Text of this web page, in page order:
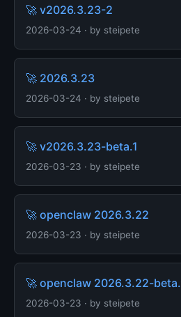
🚀 v2026.3.23-2
2026-03-24 · by steipete
🚀 2026.3.23
2026-03-24 · by steipete
🚀 v2026.3.23-beta.1
2026-03-23 · by steipete
🚀 openclaw 2026.3.22
2026-03-23 · by steipete
🚀 openclaw 2026.3.22-
2026-03-23 · by steipete